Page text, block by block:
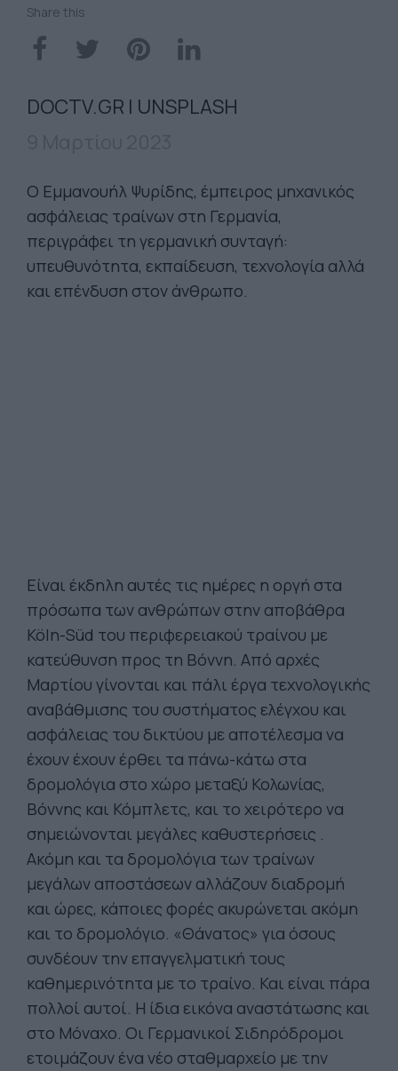
Share this
DOCTV.GR | UNSPLASH
Ο Εμμανουήλ Ψυρίδης, έμπειρος μηχανικός
ασφάλειας τραίνων στη Γερμανία,
περιγράφει τη γερμανική συνταγή:
υπευθυνότητα, εκπαίδευση, τεχνολογία αλλά
και επένδυση στον άνθρωπο.
Είναι έκδηλη αυτές τις ημέρες η οργή στα
πρόσωπα των ανθρώπων στην αποβάθρα
Köln-Süd του περιφερειακού τραίνου με
κατεύθυνση προς τη Βόννη. Από αρχές
Μαρτίου γίνονται και πάλι έργα τεχνολογικής
αναβάθμισης του συστήματος ελέγχου και
ασφάλειας του δικτύου με αποτέλεσμα να
έχουν έχουν έρθει τα πάνω-κάτω στα
δρομολόγια στο χώρο μεταξύ Κολωνίας,
Βόννης και Κόμπλετς, και το χειρότερο να
σημειώνονται μεγάλες καθυστερήσεις .
Ακόμη και τα δρομολόγια των τραίνων
μεγάλων αποστάσεων αλλάζουν διαδρομή
και ώρες, κάποιες φορές ακυρώνεται ακόμη
και το δρομολόγιο. «Θάνατος» για όσους
συνδέουν την επαγγελματική τους
καθημερινότητα με το τραίνο. Και είναι πάρα
πολλοί αυτοί. Η ίδια εικόνα αναστάτωσης και
στο Μόναχο. Οι Γερμανικοί Σιδηρόδρομοι
ετοιμάζουν ένα νέο σταθμαρχείο με την